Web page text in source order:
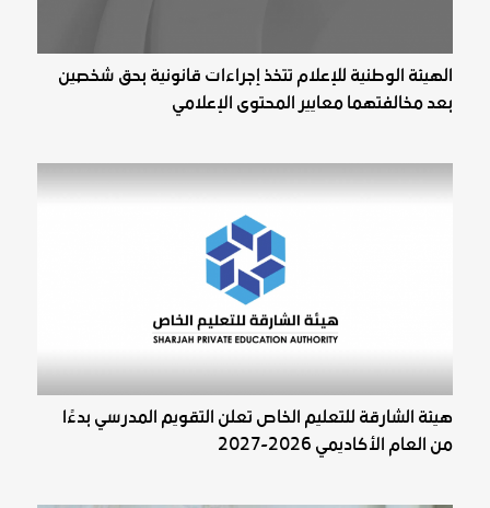
الهيئة الوطنية للإعلام تتخذ إجراءات قانونية بحق شخصين
بعد مخالفتهما معايير المحتوى الإعلامي
هيئة الشارقة للتعليم الخاص تعلن التقويم المدرسي بدءًا
من العام الأكاديمي 2026-2027